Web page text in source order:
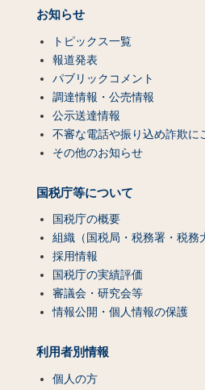
お知らせ
トピックス一覧
報道発表
パブリックコメント
調達情報・公売情報
公示送達情報
不審な電話や振り込め詐欺に
その他のお知らせ
国税庁等について
国税庁の概要
組織（国税局・税務署・税務
採用情報
国税庁の実績評価
審議会・研究会等
情報公開・個人情報の保護
利用者別情報
個人の方